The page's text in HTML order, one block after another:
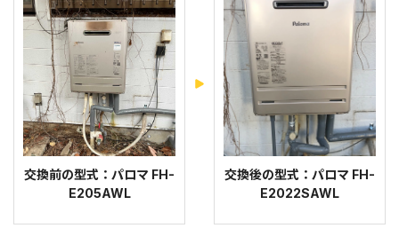
交換前の型式：パロマ FH-
E205AWL
交換後の型式：パロマ FH-
E2022SAWL